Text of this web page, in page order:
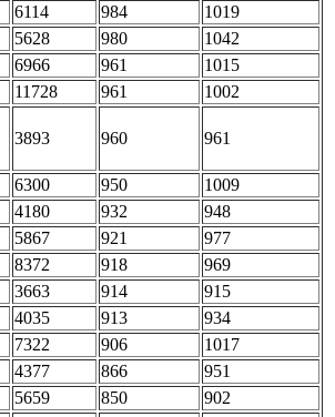
6114 984
1019
5628 980
1042
6966 961
1015
11728 961 1002
3893 960 961
6300 950
1009
4180 932
948
5867 921
977
8372 918
969
3663 914
915
4035 913
934
7322 906
1017
4377 866
951
5659 850
902